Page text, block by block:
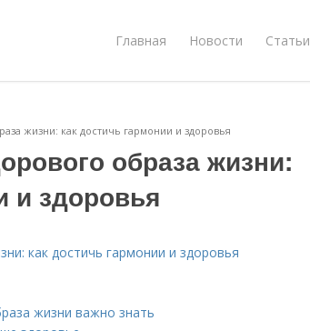
Главная Новости Статьи
жизни: как достичь гармонии и здоровья
образа жизни:
и здоровья
как достичь гармонии и здоровья
жизни важно знать